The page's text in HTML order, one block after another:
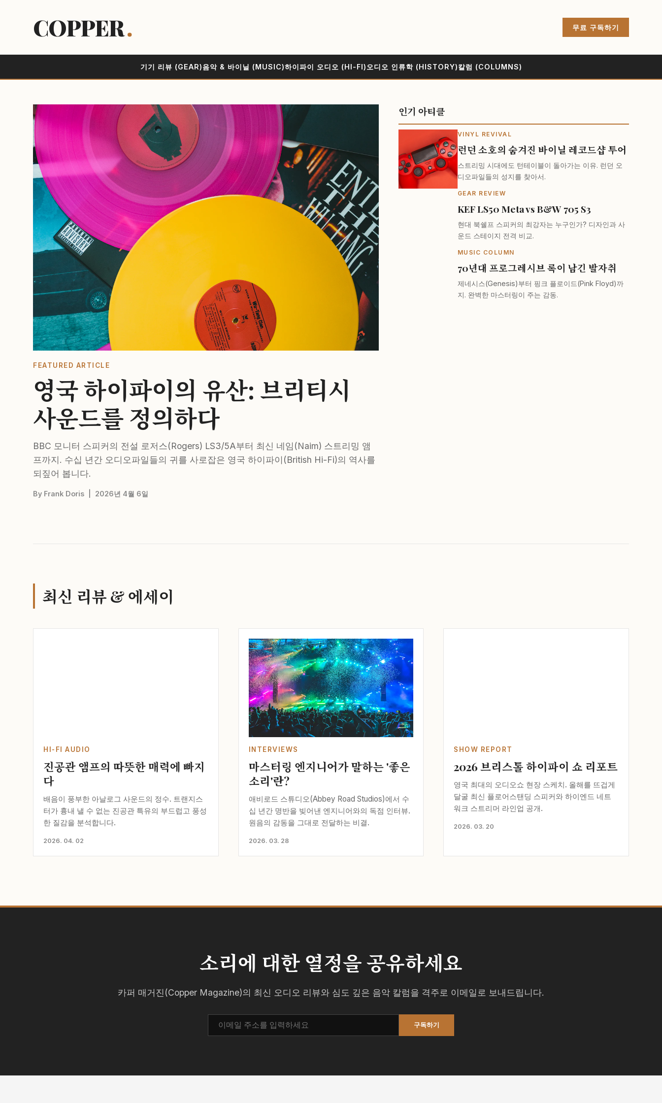
COPPER. 무료 구독하기
기기 리뷰 (GEAR)음악 & 바이닐 (MUSIC)하이파이 오디오 (HI-FI) 오디오 인류학 (HISTORY)칼럼 (COLUMNS)
FEATURED ARTICLE
영국 하이파이의 유산: 브리티시
사운드를 정의하다
BBC 모니터 스피커의 전설 로저스(Rogers) LS3/5A부터 최신 네임(Naim) 스트리밍 앰
프까지. 수십 년간 오디오파일들의 귀를 사로잡은 영국 하이파이(British Hi-Fi)의 역사를
되짚어 봅니다.
By Frank Doris | 2026년 4월 6일
인기 아티클
VINYL REVIVAL
런던 소호의 숨겨진 바이닐 레코드샵 투어
스트리밍 시대에도 턴테이블이 돌아가는 이유. 런던 오
디오파일들의 성지를 찾아서.
GEAR REVIEW
KEF LS50 Meta vs B&W 705 S3
현대 북쉘프 스피커의 최강자는 누구인가? 디자인과 사
운드 스테이지 전격 비교.
MUSIC COLUMN
70년대 프로그레시브 록이 남긴 발자취
제네시스(Genesis)부터 핑크 플로이드(Pink Floyd)까
지. 완벽한 마스터링이 주는 감동.
최신 리뷰 & 에세이
HI-FI AUDIO
진공관 앰프의 따뜻한 매력에 빠지
다
배음이 풍부한 아날로그 사운드의 정수. 트랜지스
터가 흉내 낼 수 없는 진공관 특유의 부드럽고 풍성
한 질감을 분석합니다.
2026. 04. 02
INTERVIEWS
마스터링 엔지니어가 말하는 '좋은
소리'란?
애비로드 스튜디오(Abbey Road Studios)에서 수
십 년간 명반을 빚어낸 엔지니어와의 독점 인터뷰.
원음의 감동을 그대로 전달하는 비결.
2026. 03. 28
SHOW REPORT
2026 브리스톨 하이파이 쇼 리포트
영국 최대의 오디오쇼 현장 스케치. 올해를 뜨겁게
달굴 최신 플로어스탠딩 스피커와 하이엔드 네트
워크 스트리머 라인업 공개.
2026. 03. 20
소리에 대한 열정을 공유하세요
카퍼 매거진(Copper Magazine)의 최신 오디오 리뷰와 심도 깊은 음악 칼럼을 격주로 이메일로 보내드립니다.
구독하기